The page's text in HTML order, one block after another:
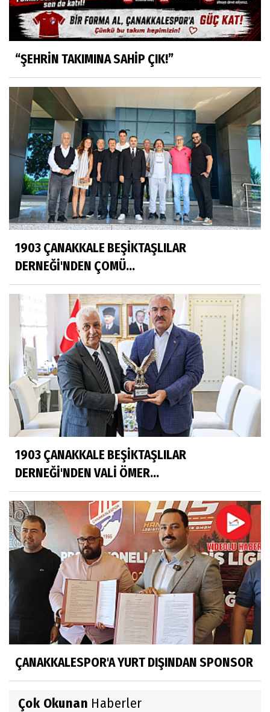
“ŞEHRİN TAKIMINA SAHİP ÇIK!”
1903 ÇANAKKALE BEŞİKTAŞLILAR
DERNEĞİ'NDEN ÇOMÜ...
1903 ÇANAKKALE BEŞİKTAŞLILAR
DERNEĞİ'NDEN VALİ ÖMER...
ÇANAKKALESPOR'A YURT DIŞINDAN SPONSOR
Çok Okunan Haberler